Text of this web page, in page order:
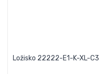
Ložisko 22222-E1-K-XL-C3